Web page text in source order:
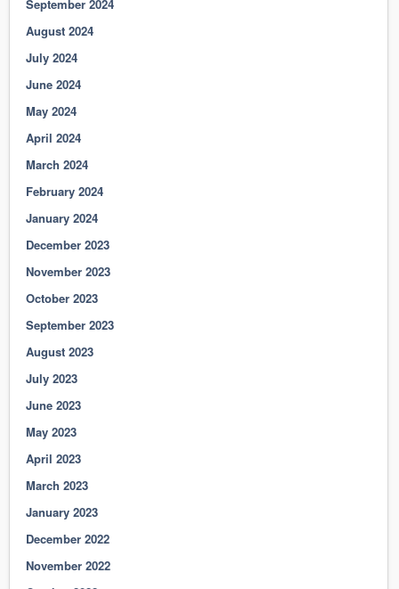
September 2024
August 2024
July 2024
June 2024
May 2024
April 2024
March 2024
February 2024
January 2024
December 2023
November 2023
October 2023
September 2023
August 2023
July 2023
June 2023
May 2023
April 2023
March 2023
January 2023
December 2022
November 2022